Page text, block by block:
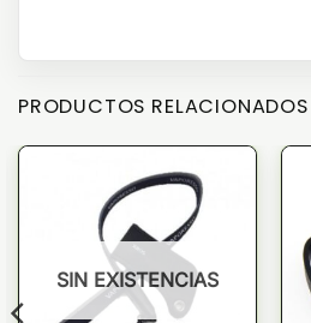
PRODUCTOS RELACIONADOS
SIN EXISTENCIAS